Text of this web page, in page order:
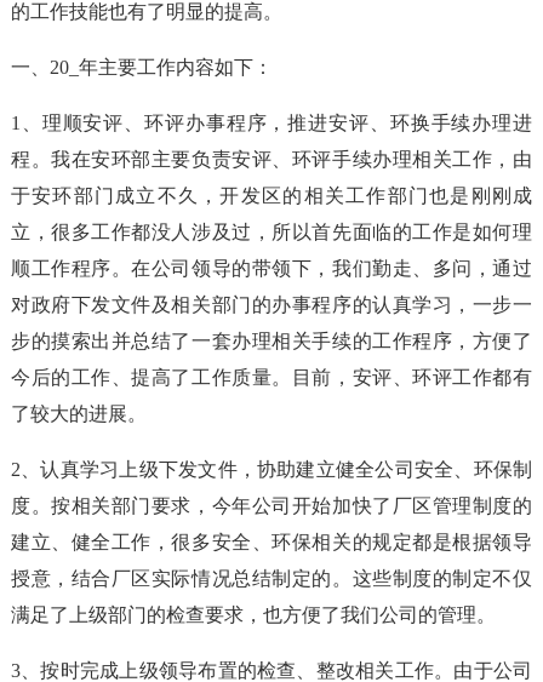
的工作技能也有了明显的提高。
一、20_年主要工作内容如下：
1、理顺安评、环评办事程序，推进安评、环换手续办理进
程。我在安环部主要负责安评、环评手续办理相关工作，由
于安环部门成立不久，开发区的相关工作部门也是刚刚成
立，很多工作都没人涉及过，所以首先面临的工作是如何理
顺工作程序。在公司领导的带领下，我们勤走、多问，通过
对政府下发文件及相关部门的办事程序的认真学习，一步一
步的摸索出并总结了一套办理相关手续的工作程序，方便了
今后的工作、提高了工作质量。目前，安评、环评工作都有
了较大的进展。
2、认真学习上级下发文件，协助建立健全公司安全、环保制
度。按相关部门要求，今年公司开始加快了厂区管理制度的
建立、健全工作，很多安全、环保相关的规定都是根据领导
授意，结合厂区实际情况总结制定的。这些制度的制定不仅
满足了上级部门的检查要求，也方便了我们公司的管理。
3、按时完成上级领导布置的检查、整改相关工作。由于公司